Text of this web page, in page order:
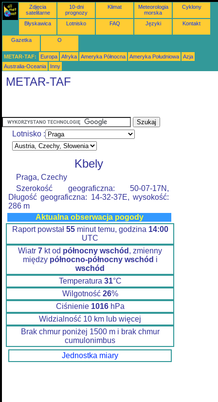
Zdjęcia
satelitarne
10-dni
prognozy
Klimat
Meteorologia
morska
Cyklony
Błyskawica Lotnisko FAQ Języki Kontakt
Gazetka O
METAR-TAF: Europa Afryka Ameryka Północna Ameryka Południowa
Azja
Australia-Oceania
Inny
METAR-TAF
Lotnisko :
Kbely
Praga, Czechy
Szerokość geograficzna: 50-07-17N,
Długość geograficzna: 14-32-37E, wysokość:
286 m
Aktualna obserwacja pogody
Raport powstał 55minut temu, godzina 14:00
UTC
Wiatr 7 kt od północny wschód , zmienny
między północno-północny wschód i
wschód
Temperatura 31°C
Wilgotność 26%
Ciśnienie 1016hPa
Widzialność 10 km lub więcej
Brak chmur poniżej 1500 m i brak chmur
cumulonimbus
Jednostka miary